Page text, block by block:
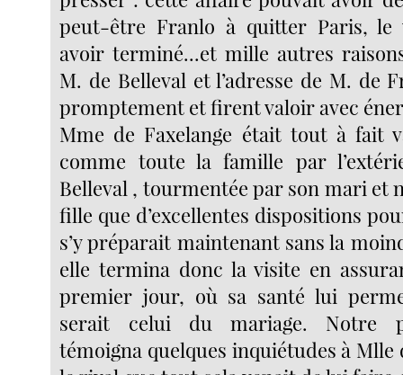
peut-être Franlo à quitter Paris, le
avoir terminé...et mille autres
M. de Belleval et l’adresse de M. de
promptement et firent valoir avec
Mme de Faxelange était tout à fait
comme toute la famille par
Belleval , tourmentée par son mari et
fille que d’excellentes dispositions
s’y préparait maintenant sans la
elle termina donc la visite en
premier jour, où sa santé lui
serait celui du mariage. Notre
témoigna quelques inquiétudes à Mlle